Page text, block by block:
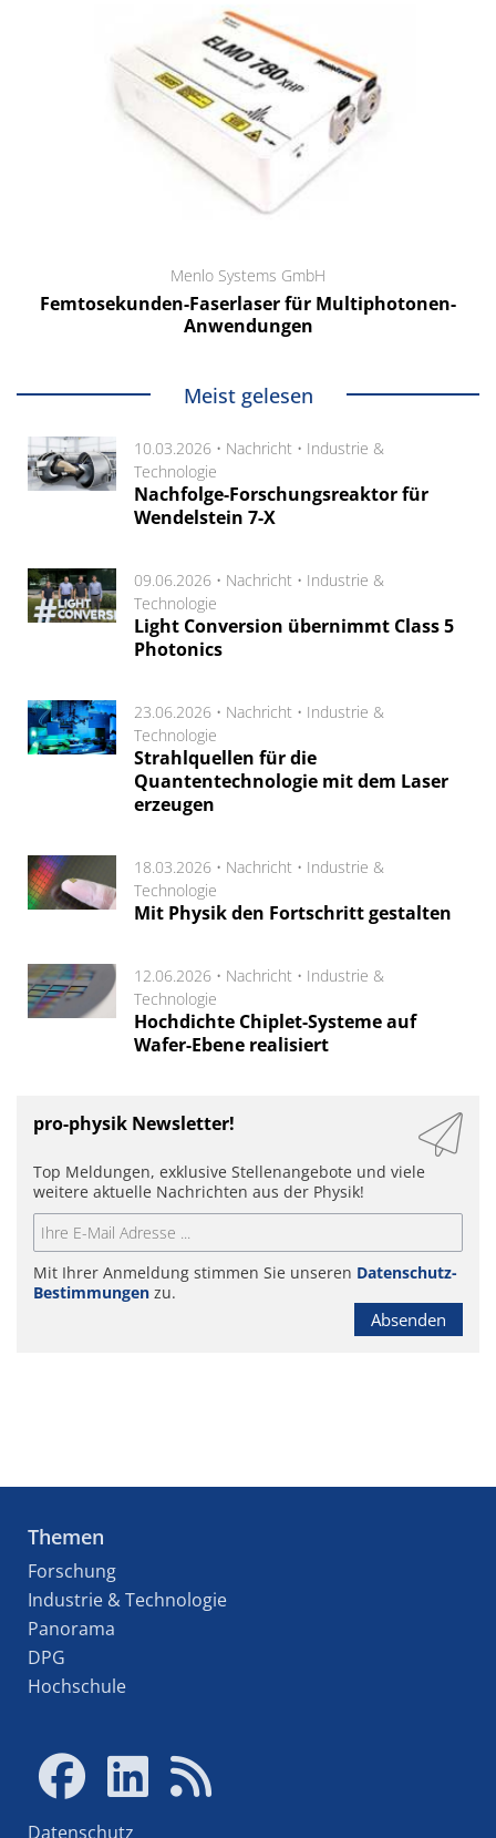
Menlo Systems GmbH
Femtosekunden-Faserlaser für Multiphotonen-
Anwendungen
Meist gelesen
10.03.2026 • Nachricht • Industrie &
Technologie
Nachfolge-Forschungsreaktor für
Wendelstein 7-X
09.06.2026 • Nachricht • Industrie &
Technologie
Light Conversion übernimmt Class 5
Photonics
23.06.2026 • Nachricht • Industrie &
Technologie
Strahlquellen für die
Quantentechnologie mit dem Laser
erzeugen
18.03.2026 • Nachricht • Industrie &
Technologie
Mit Physik den Fortschritt gestalten
12.06.2026 • Nachricht • Industrie &
Technologie
Hochdichte Chiplet-Systeme auf
Wafer-Ebene realisiert
pro-physik Newsletter!
Top Meldungen, exklusive Stellenangebote und viele
weitere aktuelle Nachrichten aus der Physik!
Mit Ihrer Anmeldung stimmen Sie unseren Datenschutz-
Bestimmungen zu.
Absenden
Themen
Forschung
Industrie & Technologie
Panorama
DPG
Hochschule
Datenschutz